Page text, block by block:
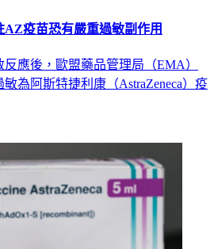
疫苗恐有嚴重過敏副作用
應後，歐盟藥品管理局（EMA）
為阿斯特捷利康（AstraZeneca）疫